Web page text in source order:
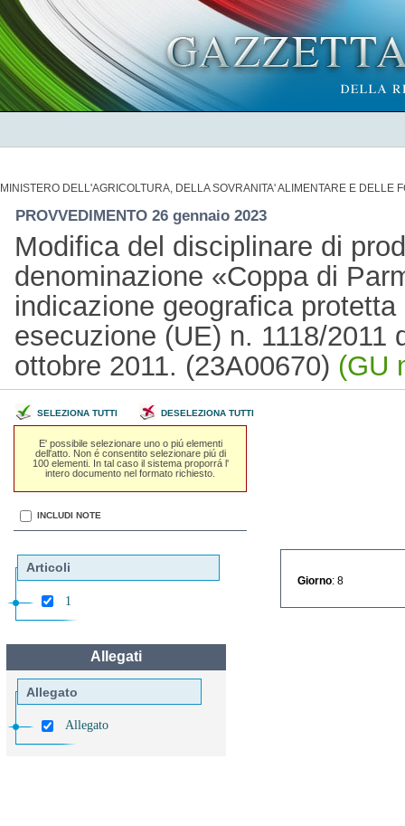
MINISTERO DELL'AGRICOLTURA, DELLA SOVRANITA' ALIMENTARE E DELLE
PROVVEDIMENTO 26 gennaio 2023
Modifica del disciplinare di
denominazione «Coppa di
indicazione geografica
esecuzione (UE) n. 1118/2011
ottobre 2011. (23A00670) (GU
SELEZIONA TUTTI DESELEZIONA TUTTI
E' possibile selezionare uno o piú elementi
dell'atto. Non é consentito selezionare piú di
100 elementi. In tal caso il sistema proporrá l'
intero documento nel formato richiesto.
INCLUDI NOTE
Articoli
1
Allegati
Allegato
Allegato
Giorno : 8